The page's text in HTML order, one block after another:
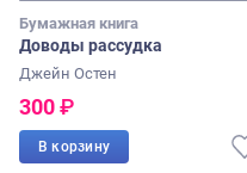
Бумажная книга
Доводы рассудка
Джейн Остен
300₽
В корзину